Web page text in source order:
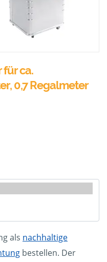
für ca.
0,7 Regalmeter
als nachhaltige
bestellen. Der